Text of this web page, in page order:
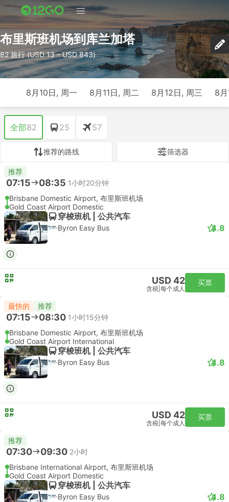
布里斯班机场到库兰加塔
82 旅行 (USD 13 – USD 843)
8月10日, 周一 8月11日, 周二 8月12日, 周三 8
全部82 25 57
推荐的路线 筛选器
推荐
07:15 08:35 1小时20分钟
Brisbane Domestic Airport, 布里斯班机场
Gold Coast Airport Domestic
穿梭班机 | 公共汽车
Byron Easy Bus 4.8
USD 42
含税 每个成人
买票
最快的 推荐
07:15 08:30 1小时15分钟
Brisbane Domestic Airport, 布里斯班机场
Gold Coast Airport International
穿梭班机 | 公共汽车
Byron Easy Bus 4.8
USD 42
含税 每个成人
买票
推荐
07:30 09:30 2小时
Brisbane International Airport, 布里斯班机场
Gold Coast Airport Domestic
穿梭班机 | 公共汽车
Byron Easy Bus 4.8